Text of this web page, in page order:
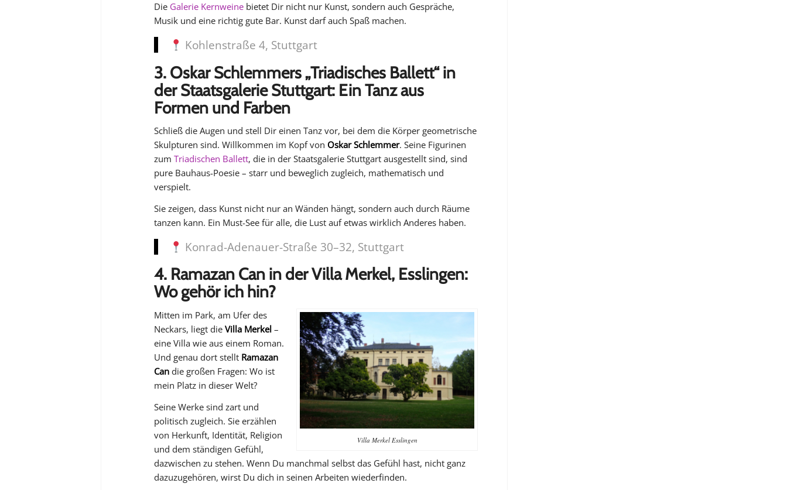
Die Galerie Kernweine bietet Dir nicht nur Kunst, sondern auch Gespräche,
Musik und eine richtig gute Bar. Kunst darf auch Spaß machen.
Kohlenstraße 4, Stuttgart
3. Oskar Schlemmers „Triadisches Ballett“ in
der Staatsgalerie Stuttgart: Ein Tanz aus
Formen und Farben
Schließ die Augen und stell Dir einen Tanz vor, bei dem die Körper geometrische
Skulpturen sind. Willkommen im Kopf von Oskar Schlemmer. Seine Figurinen
zum Triadischen Ballett, die in der Staatsgalerie Stuttgart ausgestellt sind, sind
pure Bauhaus-Poesie – starr und beweglich zugleich, mathematisch und
verspielt.
Sie zeigen, dass Kunst nicht nur an Wänden hängt, sondern auch durch Räume
tanzen kann. Ein Must-See für alle, die Lust auf etwas wirklich Anderes haben.
Konrad-Adenauer-Straße 30–32, Stuttgart
4. Ramazan Can in der Villa Merkel, Esslingen:
Wo gehör ich hin?
Villa Merkel Esslingen
Mitten im Park, am Ufer des
Neckars, liegt die Villa Merkel –
eine Villa wie aus einem Roman.
Und genau dort stellt Ramazan
Can die großen Fragen: Wo ist
mein Platz in dieser Welt?
Seine Werke sind zart und
politisch zugleich. Sie erzählen
von Herkunft, Identität, Religion
und dem ständigen Gefühl,
dazwischen zu stehen. Wenn Du manchmal selbst das Gefühl hast, nicht ganz
dazuzugehören, wirst Du dich in seinen Arbeiten wiederfinden.